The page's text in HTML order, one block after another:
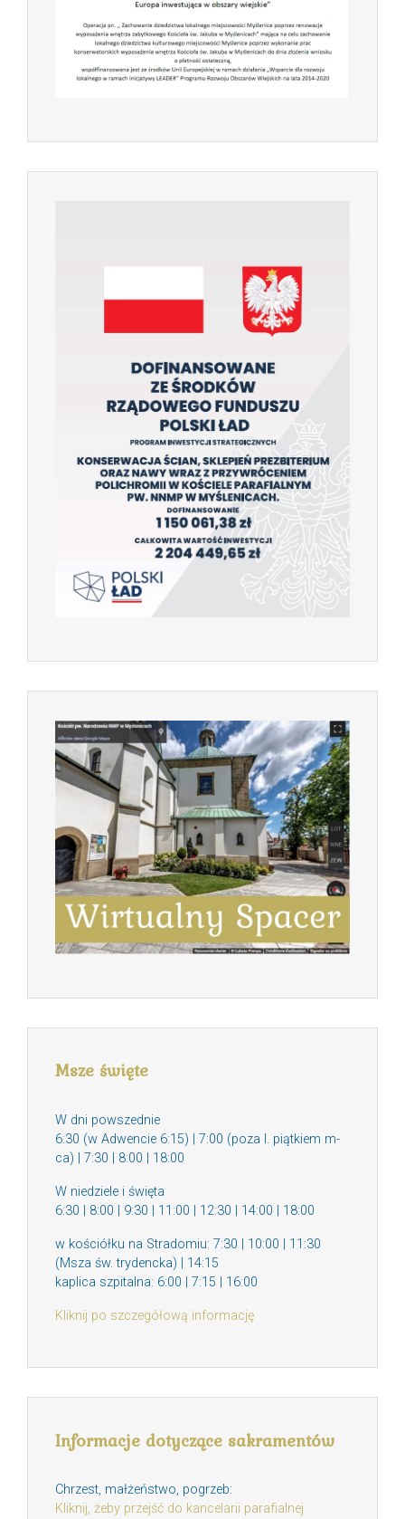
Msze święte
W dni powszednie
6:30 (w Adwencie 6:15) | 7:00 (poza I. piątkiem m-
ca) | 7:30 | 8:00 | 18:00
W niedziele i święta
6:30 | 8:00 | 9:30 | 11:00 | 12:30 | 14:00 | 18:00
w kościółku na Stradomiu: 7:30 | 10:00 | 11:30
(Msza św. trydencka) | 14:15
kaplica szpitalna: 6:00 | 7:15 | 16:00
Kliknij po szczegółową informację
Informacje dotyczące sakramentów
Chrzest, małżeństwo, pogrzeb:
Kliknij, żeby przejść do kancelarii parafialnej